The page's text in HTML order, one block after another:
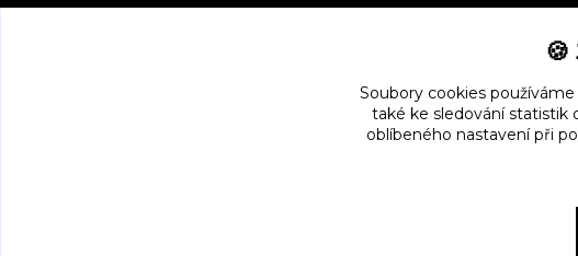
Soubory cookies
také ke sledování statistik
oblíbeného nastavení při